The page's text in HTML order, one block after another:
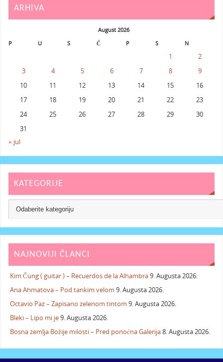
ARHIVA
August 2026
P
U S Č P S N
1
2
3
4 5 6 7 8
9
10
11 12 13 14 15
16
17
18 19 20 21 22
23
24
25 26 27 28 29
30
31
« jul
KATEGORIJE
NAJNOVIJI ČLANCI
Kim Čung ( guitar ) – Recuerdos de la Alhambra9. Augusta 2026.
Ana Ahmatova – Pod tankim velom 9. Augusta 2026.
Octavio Paz – Zapisano zelenom tintom 9. Augusta 2026.
Bleki – Lipo mi je9. Augusta 2026.
Bosna zemlja Božije milosti – Pred ponoćna Galerija8. Augusta 2026.